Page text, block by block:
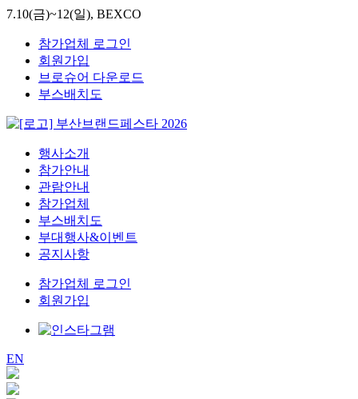
7.10(금)~12(일), BEXCO
참가업체 로그인
회원가입
브로슈어 다운로드
부스배치도
행사소개
참가안내
관람안내
참가업체
부스배치도
부대행사&이벤트
공지사항
참가업체 로그인
회원가입
EN